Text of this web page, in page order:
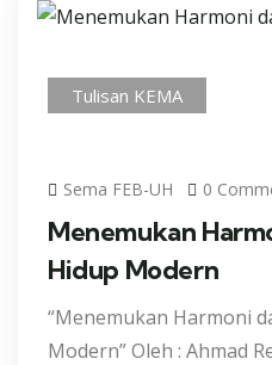
Tulisan KEMA
Sema FEB-UH 0
Menemukan
Hidup Modern
“Menemukan Harmoni
Modern” Oleh : Ahmad